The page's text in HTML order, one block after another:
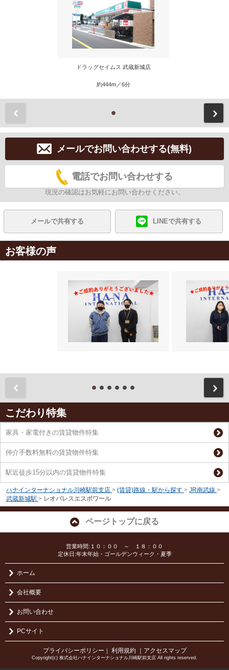
ドラッグセイムス 武蔵新城店
約444m／6分
メールでお問い合わせする(無料)
電話でお問い合わせする
現況の確認はお気軽にお問い合わせください。
メールで共有する LINEで共有する
お客様の声
こだわり特集
家具・家電付きの賃貸物件特集
仲介手数料無料の賃貸物件特集
駅近徒歩15分以内の賃貸物件特集
ハナインターナショナル川崎駅前支店 > (賃貸)路線・駅から探す > JR南武線 >
武蔵新城駅 > レオパレスエスポワール
ページトップに戻る
営業時間:１０：００ ～ １８：００
定休日:年末年始・ゴールデンウィーク・夏季
ホーム
会社概要
お問い合わせ
PCサイト
プライバシーポリシー 利用規約 ｜アクセスマップ
Copyright(c) 株式会社ハナインターナショナル川崎駅前支店 All rights reserved.